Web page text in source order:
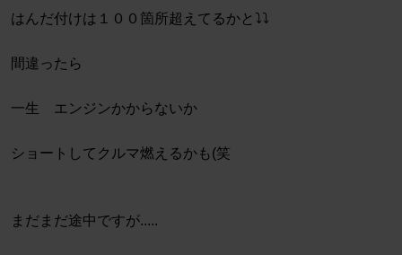
はんだ付けは１００箇所超えてるかと⤵︎⤵︎
間違ったら
一生 エンジンかからないか
ショートしてクルマ燃えるかも(笑
まだまだ途中ですが.....